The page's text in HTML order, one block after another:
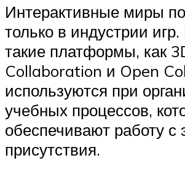
Интерактивные миры
только в индустрии
такие платформы, как
Collaboration и Open
используются при
учебных процессов,
обеспечивают работу
присутствия.